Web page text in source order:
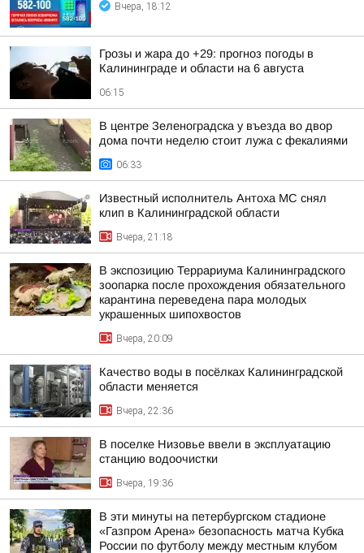
Вчера, 18:12
Грозы и жара до +29: прогноз погоды в
Калининграде и области на 6 августа
06:15
В центре Зеленоградска у въезда во двор
дома почти неделю стоит лужа с фекалиями
06:33
Известный исполнитель Антоха МС снял
клип в Калининградской области
Вчера, 21:18
В экспозицию Террариума Калининградского
зоопарка после прохождения обязательного
карантина переведена пара молодых
украшенных шипохвостов
Вчера, 20:09
Качество воды в посёлках Калининградской
области меняется
Вчера, 22:36
В поселке Низовье ввели в эксплуатацию
станцию водоочистки
Вчера, 19:36
В эти минуты на петербургском стадионе
«Газпром Арена» безопасность матча Кубка
России по футболу между местным клубом